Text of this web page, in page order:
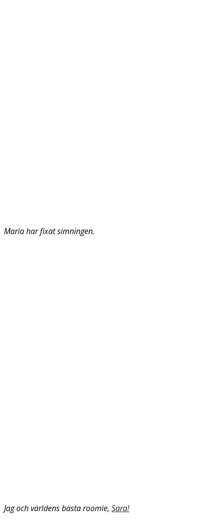
Maria har fixat simningen.
Jag och världens bästa roomie, Sara!